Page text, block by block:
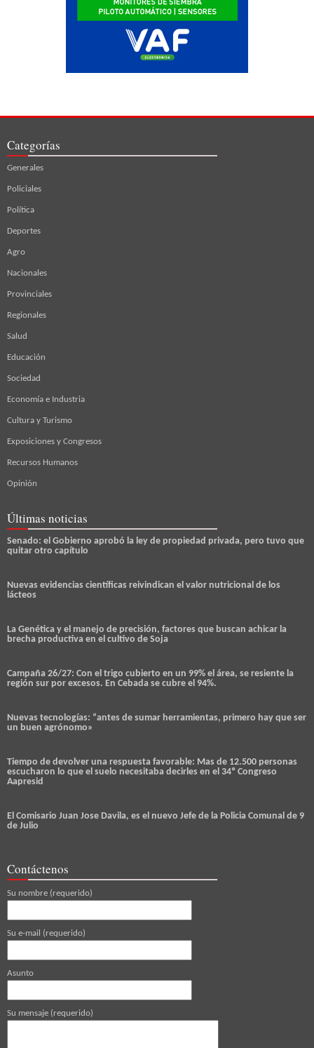
Categorías
Generales
Policiales
Política
Deportes
Agro
Nacionales
Provinciales
Regionales
Salud
Educación
Sociedad
Economía e Industria
Cultura y Turismo
Exposiciones y Congresos
Recursos Humanos
Opinión
Últimas noticias
Senado: el Gobierno aprobó la ley de propiedad privada, pero tuvo que
quitar otro capítulo
Nuevas evidencias científicas reivindican el valor nutricional de los
lácteos
La Genética y el manejo de precisión, factores que buscan achicar la
brecha productiva en el cultivo de Soja
Campaña 26/27: Con el trigo cubierto en un 99% el área, se resiente la
región sur por excesos. En Cebada se cubre el 94%.
Nuevas tecnologías: “antes de sumar herramientas, primero hay que ser
un buen agrónomo»
Tiempo de devolver una respuesta favorable: Mas de 12.500 personas
escucharon lo que el suelo necesitaba decirles en el 34º Congreso
Aapresid
El Comisario Juan Jose Davila, es el nuevo Jefe de la Policia Comunal de 9
de Julio
Contáctenos
Su nombre (requerido)
Su e-mail (requerido)
Asunto
Su mensaje (requerido)